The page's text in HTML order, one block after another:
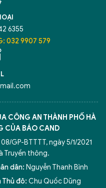
6355
032 9907 579
CÔNG AN THÀNH PHỐ HÀ
CỦA BÁO CAND
GP-BTTTT, ngày 5/1/2021
Truyền thông.
dân: Nguyễn Thanh Bình
Thủ đô: Chu Quốc Dũng